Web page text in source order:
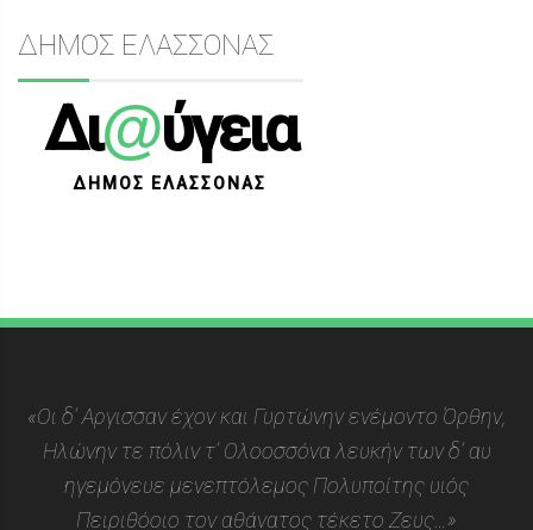
ΔΗΜΟΣ ΕΛΑΣΣΟΝΑΣ
Δι@ύγεια
ΔΗΜΟΣ ΕΛΑΣΣΟΝΑΣ
«Οι δ’ Αργισσαν έχον και Γυρτώνην ενέμοντο Όρθην,
Ηλώνην τε πόλιν τ’ Ολοοσσόνα λευκήν των δ’ αυ
ηγεμόνευε μενεπτόλεμος Πολυποίτης υιός
Πειριθόοιο τον αθάνατος τέκετο Ζευς…»